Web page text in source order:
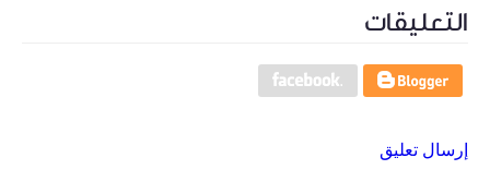
التعليقات
إرسال تعليق